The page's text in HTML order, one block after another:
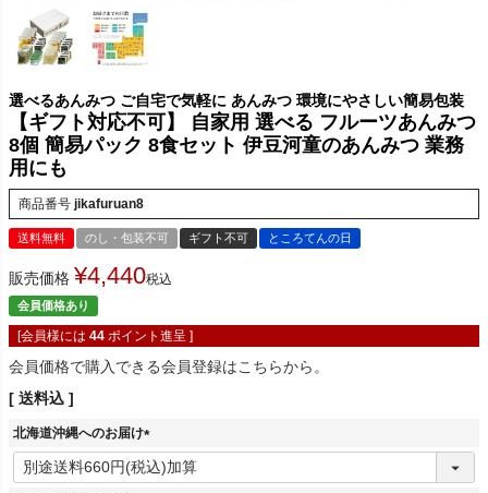
選べるあんみつ ご自宅で気軽に あんみつ 環境にやさしい簡易包装
【ギフト対応不可】 自家用 選べる フルーツあんみつ
8個 簡易パック 8食セット 伊豆河童のあんみつ 業務
用にも
商品番号 jikafuruan8
送料無料 のし・包装不可 ギフト不可 ところてんの日
販売価格 ¥4,440税込
会員価格あり
[会員様には 44 ポイント進呈 ]
会員価格で購入できる会員登録はこちらから。
送料込
北海道沖縄へのお届け
(
必